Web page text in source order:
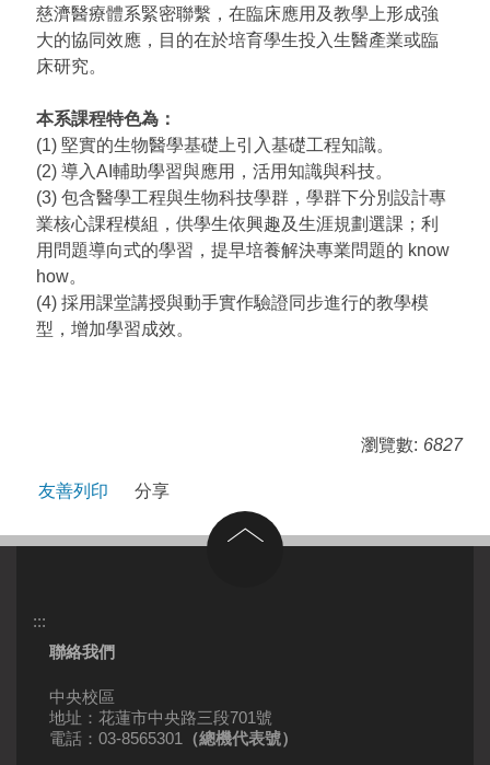
慈濟醫療體系緊密聯繫，在臨床應用及教學上形成強
大的協同效應，目的在於培育學生投入生醫產業或臨
床研究。
本系課程特色為：
(1) 堅實的生物醫學基礎上引入基礎工程知識。
(2) 導入AI輔助學習與應用，活用知識與科技。
(3) 包含醫學工程與生物科技學群，學群下分別設計專
業核心課程模組，供學生依興趣及生涯規劃選課；利
用問題導向式的學習，提早培養解決專業問題的 know
how。
(4) 採用課堂講授與動手實作驗證同步進行的教學模
型，增加學習成效。
瀏覽數: 6827
友善列印 分享
回到頂部
:::
聯絡我們
中央校區
地址：花蓮市中央路三段701號
電話：03-8565301
（總機代表號）